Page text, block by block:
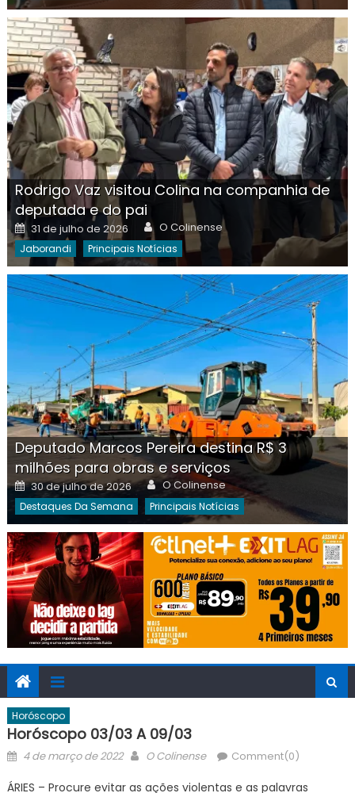
Rodrigo Vaz visitou Colina na companhia de
deputada e do pai
Posted
on
31 de julho de 2026 Author
O Colinense
Jaborandi Principais Notícias
Deputado Marcos Pereira destina R$ 3
milhões para obras e serviços
Posted
on
30 de julho de 2026 Author
O Colinense
Destaques Da Semana Principais Notícias
Horóscopo
Horóscopo 03/03 A 09/03
Posted
4 de março de 2022 Author
O Colinense Comment(0)
ÁRIES – Procure evitar as ações violentas e as palavras